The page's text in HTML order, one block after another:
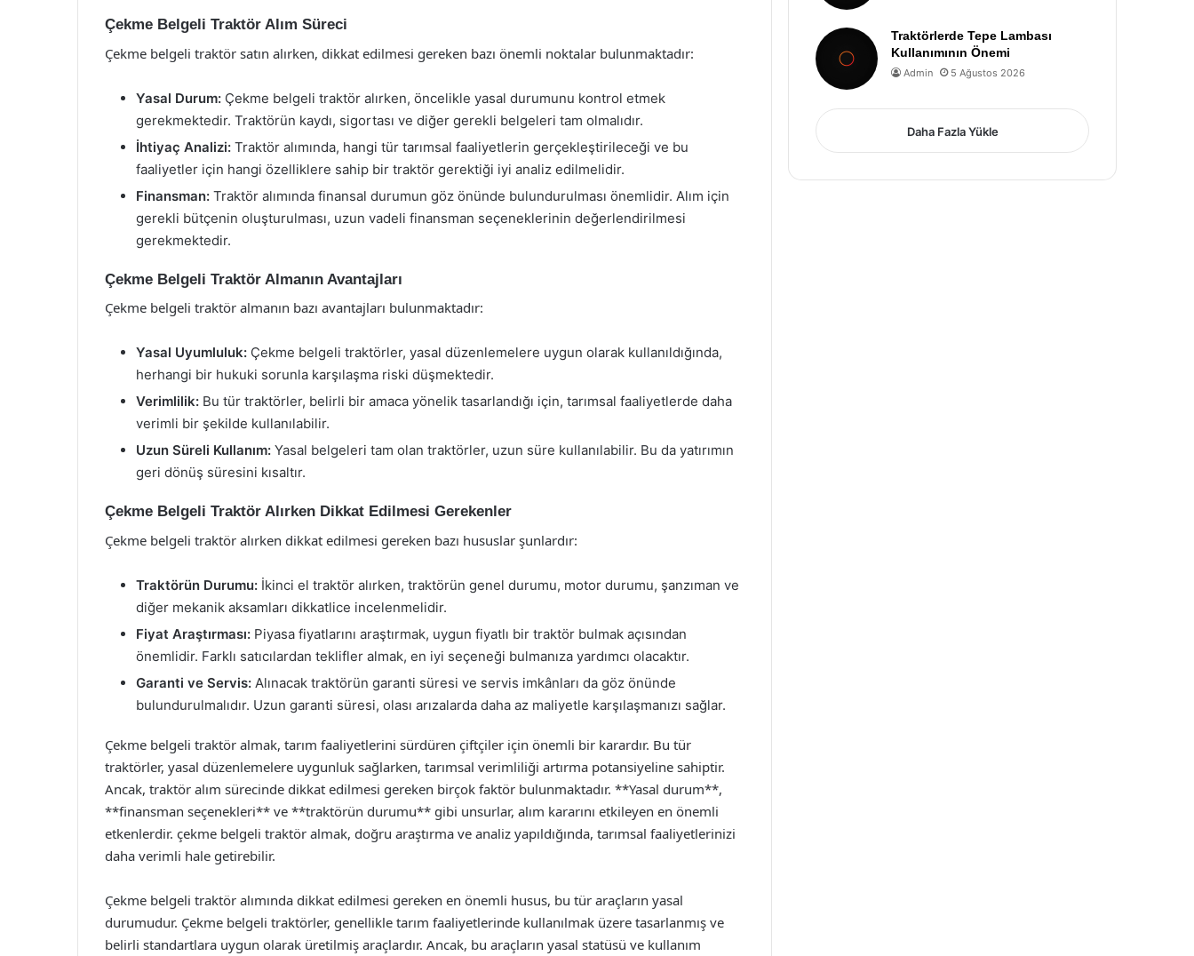
Çekme Belgeli Traktör Alım Süreci
Çekme belgeli traktör satın alırken, dikkat edilmesi gereken bazı önemli noktalar bulunmaktadır:
Yasal Durum: Çekme belgeli traktör alırken, öncelikle yasal durumunu kontrol etmek
gerekmektedir. Traktörün kaydı, sigortası ve diğer gerekli belgeleri tam olmalıdır.
İhtiyaç Analizi: Traktör alımında, hangi tür tarımsal faaliyetlerin gerçekleştirileceği ve bu
faaliyetler için hangi özelliklere sahip bir traktör gerektiği iyi analiz edilmelidir.
Finansman: Traktör alımında finansal durumun göz önünde bulundurulması önemlidir. Alım için
gerekli bütçenin oluşturulması, uzun vadeli finansman seçeneklerinin değerlendirilmesi
gerekmektedir.
Çekme Belgeli Traktör Almanın Avantajları
Çekme belgeli traktör almanın bazı avantajları bulunmaktadır:
Yasal Uyumluluk: Çekme belgeli traktörler, yasal düzenlemelere uygun olarak kullanıldığında,
herhangi bir hukuki sorunla karşılaşma riski düşmektedir.
Verimlilik: Bu tür traktörler, belirli bir amaca yönelik tasarlandığı için, tarımsal faaliyetlerde daha
verimli bir şekilde kullanılabilir.
Uzun Süreli Kullanım: Yasal belgeleri tam olan traktörler, uzun süre kullanılabilir. Bu da yatırımın
geri dönüş süresini kısaltır.
Çekme Belgeli Traktör Alırken Dikkat Edilmesi Gerekenler
Çekme belgeli traktör alırken dikkat edilmesi gereken bazı hususlar şunlardır:
Traktörün Durumu: İkinci el traktör alırken, traktörün genel durumu, motor durumu, şanzıman ve
diğer mekanik aksamları dikkatlice incelenmelidir.
Fiyat Araştırması: Piyasa fiyatlarını araştırmak, uygun fiyatlı bir traktör bulmak açısından
önemlidir. Farklı satıcılardan teklifler almak, en iyi seçeneği bulmanıza yardımcı olacaktır.
Garanti ve Servis: Alınacak traktörün garanti süresi ve servis imkânları da göz önünde
bulundurulmalıdır. Uzun garanti süresi, olası arızalarda daha az maliyetle karşılaşmanızı sağlar.
Çekme belgeli traktör almak, tarım faaliyetlerini sürdüren çiftçiler için önemli bir karardır. Bu tür
traktörler, yasal düzenlemelere uygunluk sağlarken, tarımsal verimliliği artırma potansiyeline sahiptir.
Ancak, traktör alım sürecinde dikkat edilmesi gereken birçok faktör bulunmaktadır. **Yasal durum**,
**finansman seçenekleri** ve **traktörün durumu** gibi unsurlar, alım kararını etkileyen en önemli
etkenlerdir. çekme belgeli traktör almak, doğru araştırma ve analiz yapıldığında, tarımsal faaliyetlerinizi
daha verimli hale getirebilir.
Çekme belgeli traktör alımında dikkat edilmesi gereken en önemli husus, bu tür araçların yasal
durumudur. Çekme belgeli traktörler, genellikle tarım faaliyetlerinde kullanılmak üzere tasarlanmış ve
belirli standartlara uygun olarak üretilmiş araçlardır. Ancak, bu araçların yasal statüsü ve kullanım
Traktörlerde Tepe Lambası
Kullanımının Önemi
Admin 5 Ağustos 2026
Daha Fazla Yükle